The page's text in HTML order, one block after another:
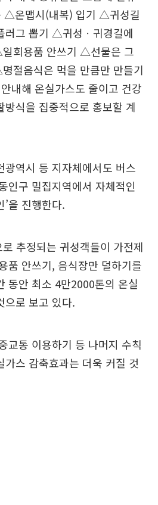
△온맵시(내복) 입기 △귀성길
러그 뽑기 △귀성ㆍ귀경길에
회용품 안쓰기 △선물은 그
절음식은 먹을 만큼만 만들기
내해 온실가스도 줄이고 건강
방식을 집중적으로 홍보할 계
광역시 등 지자체에서도 버스
인구 밀집지역에서 자체적인
’을 진행한다.
추정되는 귀성객들이 가전제
품 안쓰기, 음식장만 덜하기를
동안 최소 4만2000톤의 온실
으로 보고 있다.
교통 이용하기 등 나머지 수칙
가스 감축효과는 더욱 커질 것